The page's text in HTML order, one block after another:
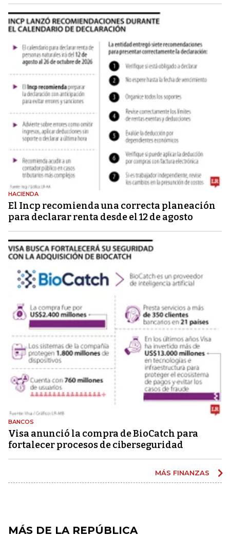
HACIENDA
El Incp recomienda una correcta planeación
para declarar renta desde el 12 de agosto
BANCOS
Visa anunció la compra de BioCatch para
fortalecer procesos de ciberseguridad
MÁS FINANZAS
MÁS DE LA REPÚBLICA